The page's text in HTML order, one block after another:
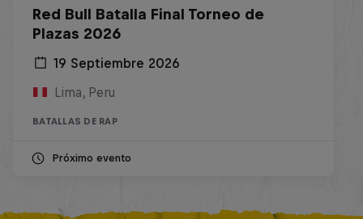
Red Bull Batalla Final Torneo de
Plazas 2026
19 Septiembre 2026
Lima, Peru
BATALLAS DE RAP
Próximo evento